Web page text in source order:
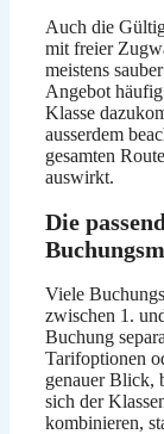
Auch die
mit freier
meistens
Angebot
Klasse
ausserdem
gesamten
auswirkt.
Die
Viele
zwischen 1.
Buchung
Tarifoptionen
genauer Blick,
sich der
kombinieren,